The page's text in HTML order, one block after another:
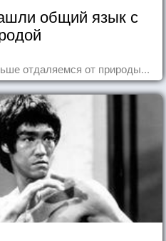
общий язык с
отдаляемся от природы...